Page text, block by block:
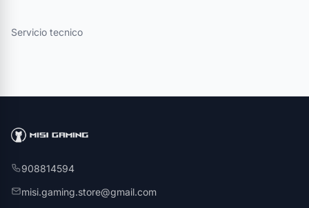
Servicio tecnico
908814594
misi.gaming.store@gmail.com